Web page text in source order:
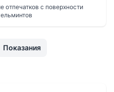
Показания
отпечатков с поверхности